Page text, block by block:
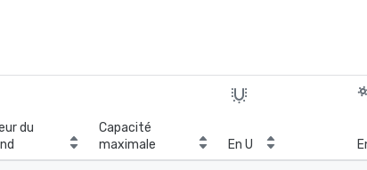
du
Capacité
maximale
En U